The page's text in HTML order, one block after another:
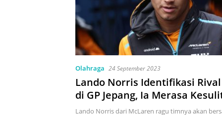
Olahraga 24 September 2023
Lando Norris Identifikasi
di GP Jepang, Ia Merasa
Hadapi Ferrari dan Aston
Lando Norris dari McLaren ragu timnya akan